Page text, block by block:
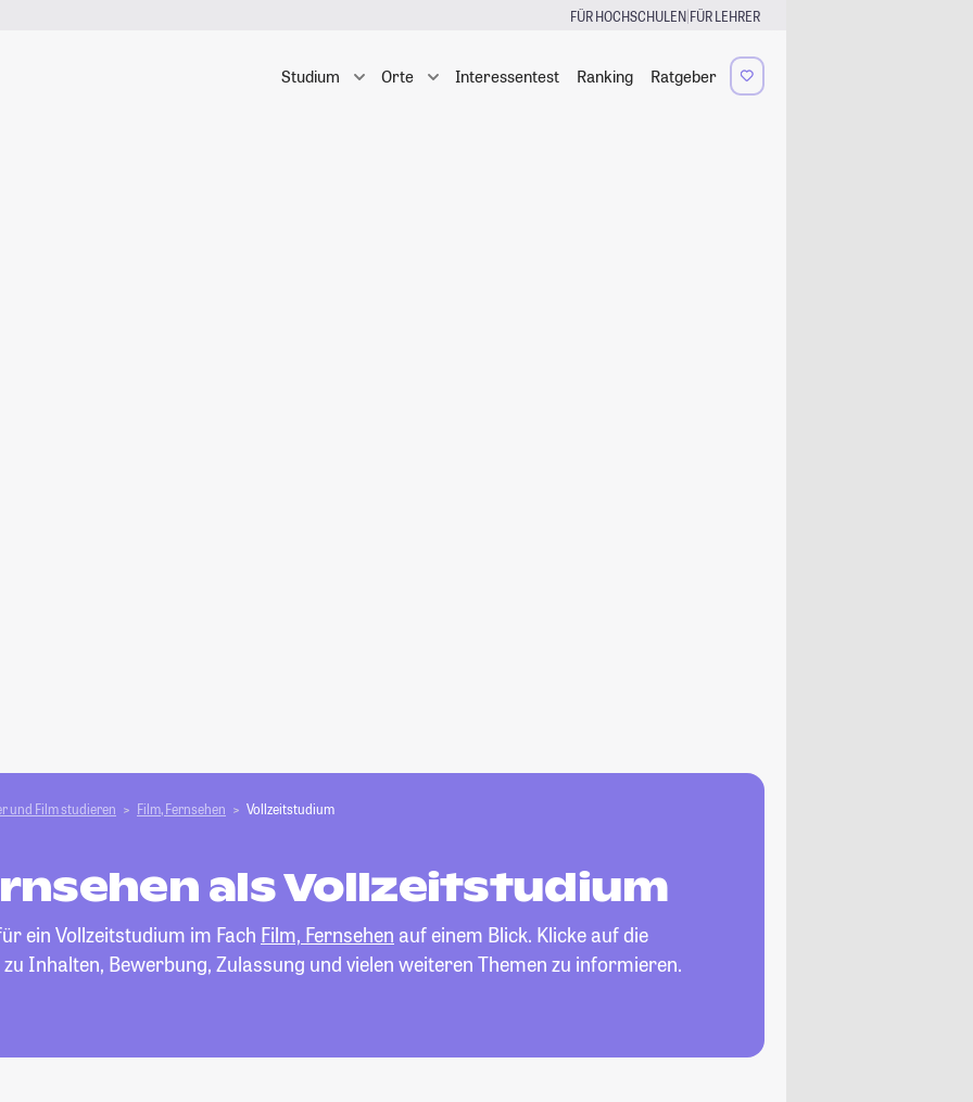
FÜR HOCHSCHULEN|FÜR LEHRER
Studium Orte Interessentest Ranking Ratgeber
und Film studieren Film, Fernsehen Vollzeitstudium
als Vollzeitstudium
ein Vollzeitstudium im Fach Film, Fernsehen auf einem Blick. Klicke auf die
Inhalten, Bewerbung, Zulassung und vielen weiteren Themen zu informieren.